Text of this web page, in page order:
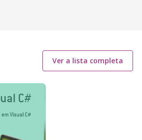
Ver a lista completa